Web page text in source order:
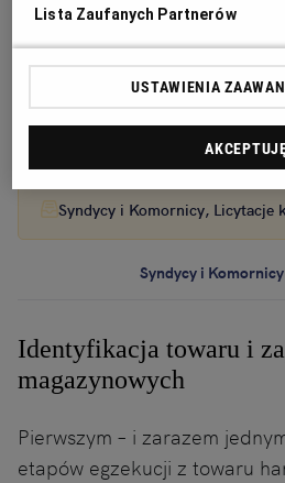
Syndyk ogłasza przetarg na
osoby fizycznej
24 dni do końca
Syndycy i Komornicy, Licytacje
Syndycy i Komornicy
Identyfikacja towaru i
magazynowych
Pierwszym – i zarazem
etapów egzekucji z towaru
Lista Zaufanych Partnerów
USTAWIENIA